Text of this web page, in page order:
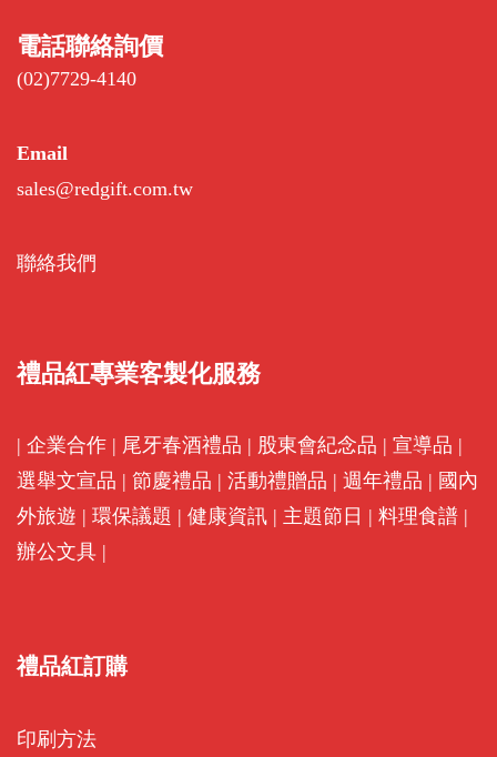
電話聯絡詢價
(02)7729-4140
Email
sales@redgift.com.tw
聯絡我們
禮品紅專業客製化服務
| 企業合作 | 尾牙春酒禮品 | 股東會紀念品 | 宣導品 |
選舉文宣品 | 節慶禮品 | 活動禮贈品 | 週年禮品 | 國內
外旅遊 | 環保議題 | 健康資訊 | 主題節日 | 料理食譜 |
辦公文具 |
禮品紅訂購
印刷方法